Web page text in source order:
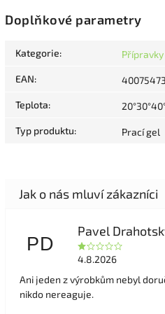
Doplňkové parametry
Kategorie:
EAN:
Teplota:
Typ produktu: Prací gel
PD
Pavel
4.8.2026
Ani jeden z výrobkům nebyl
nikdo nereaguje.